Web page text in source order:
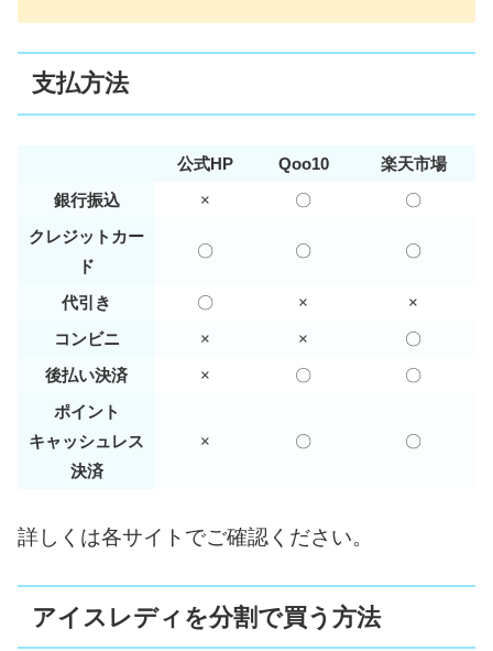
支払方法
公式HP Qoo10
楽天市場
銀行振込
× 〇
〇
クレジットカー
ド
〇 〇 〇
代引き 〇 ×
×
コンビニ
× ×
〇
後払い決済
× 〇
〇
ポイント
キャッシュレス
決済
× 〇 〇
詳しくは各サイトでご確認ください。
アイスレディを分割で買う方法